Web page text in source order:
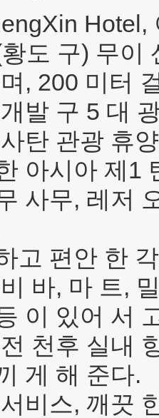
Hotel,
도 구) 무이
, 200 미터
발 구 5 대
탄 관광 휴
아시아 제1
사무, 레저
고 편안 한
바, 마 트,
이 있어 서
천후 실내
게 해 준다.
비스, 깨끗